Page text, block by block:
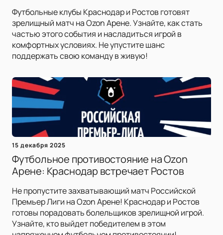
Футбольные клубы Краснодар и Ростов готовят
зрелищный матч на Ozon Арене. Узнайте, как стать
частью этого события и насладиться игрой в
комфортных условиях. Не упустите шанс
поддержать свою команду в живую!
15 декабря 2025
Футбольное противостояние на Ozon
Арене: Краснодар встречает Ростов
Не пропустите захватывающий матч Российской
Премьер Лиги на Ozon Арене! Краснодар и Ростов
готовы порадовать болельщиков зрелищной игрой.
Узнайте, кто выйдет победителем в этом